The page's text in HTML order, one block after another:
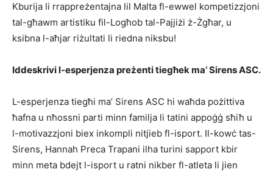
Kburija li rrappreżentajna lil Malta fl-ewwel kompetizzjoni
tal-għawm artistiku fil-Logħob tal-Pajjiżi ż-Żgħar, u
ksibna l-aħjar riżultati li riedna niksbu!
Iddeskrivi l-esperjenza preżenti tiegħek ma’ Sirens ASC.
L-esperjenza tiegħi ma’ Sirens ASC hi waħda pożittiva
ħafna u nħossni parti minn familja li tatini appoġġ sħiħ u
l-motivazzjoni biex inkompli nitjieb fl-isport. Il-kowċ tas-
Sirens, Hannah Preca Trapani ilha turini sapport kbir
minn meta bdejt l-isport u ratni nikber fl-atleta li jien